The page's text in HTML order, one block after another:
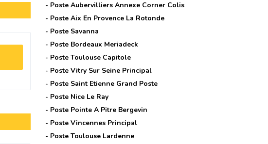
- PosteAubervilliers Annexe Corner Colis
- PosteAix En Provence La Rotonde
- Poste Savanna
- Poste Bordeaux Meriadeck
- PosteToulouse Capitole
- PosteVitry Sur Seine Principal
- Poste Saint Etienne Grand Poste
- Poste Nice Le Ray
- Poste Pointe A Pitre Bergevin
- PosteVincennes Principal
- PosteToulouse Lardenne